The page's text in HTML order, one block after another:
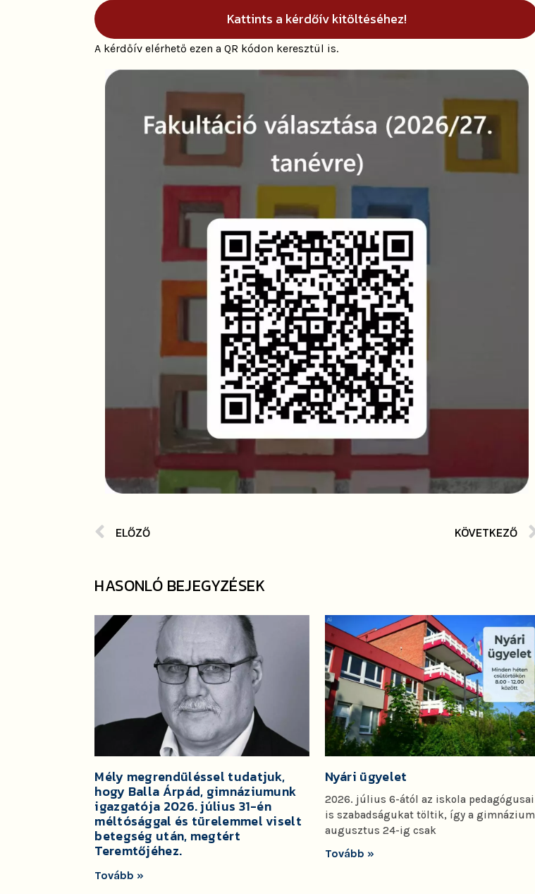
Kattints a kérdőív kitöltéséhez!
A kérdőív elérhető ezen a QR kódon keresztül is.
ELŐZŐ KÖVETKEZŐ
HASONLÓ BEJEGYZÉSEK
Mély megrendüléssel tudatjuk,
hogy Balla Árpád, gimnáziumunk
igazgatója 2026. július 31-én
méltósággal és türelemmel viselt
betegség után, megtért
Teremtőjéhez.
Tovább »
Nyári ügyelet
2026. július 6-ától az iskola pedagógusai
is szabadságukat töltik, így a gimnázium
augusztus 24-ig csak
Tovább »